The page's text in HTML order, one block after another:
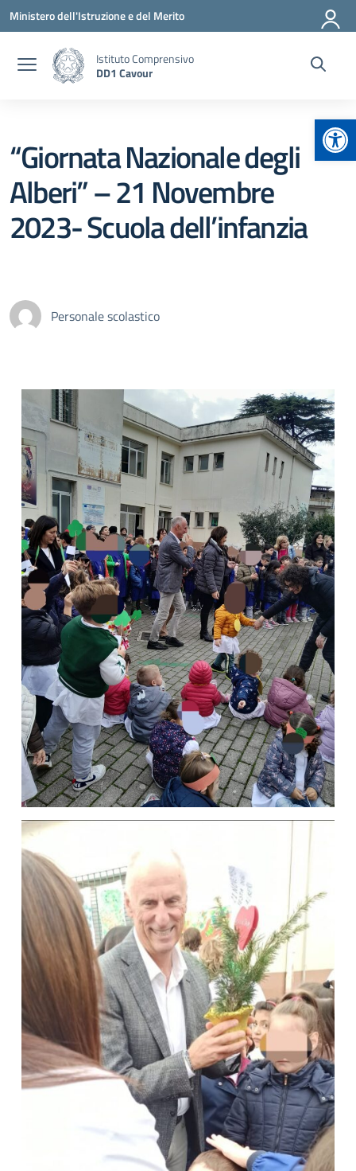
Vai ai contenuti
Vai al menu di navigazione
Vai al footer
Ministero dell'Istruzione e del Merito
Istituto Comprensivo
DD1 Cavour
“Giornata Nazionale degli
Alberi” – 21 Novembre
2023- Scuola dell’infanzia
Personale scolastico